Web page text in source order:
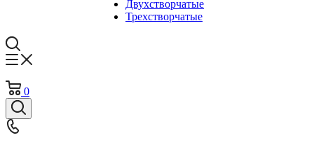
Двухстворчатые
Трехстворчатые
0